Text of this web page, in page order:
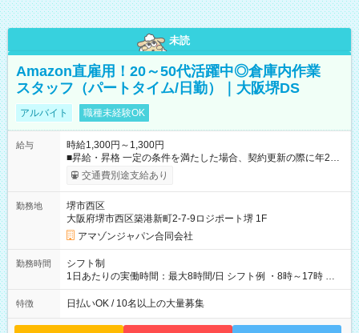
未読
Amazon直雇用！20～50代活躍中◎倉庫内作業
スタッフ（パートタイム/日勤）｜大阪堺DS
アルバイト 職種未経験OK
給与
時給1,300円～1,300円
■昇給・昇格 一定の条件を満たした場合、契約更新の際に年2回
まで昇給の機会があります。 ■正社員登用制度あり ※月末締/翌
月25日支払い ※時間外手当、別途支給 ※深夜割増賃金 (22:00～
☆Amazon直雇用で安定して働けます！ 【試用期間】試用期間
あり 試用期間の長さ：1週間 雇用形態、給与は本採用時と同じ
です。
交通費別途支給あり
勤務地
堺市西区
大阪府堺市西区築港新町2-7-9ロジポート堺 1F
アマゾンジャパン合同会社
勤務時間
シフト制
1日あたりの実働時間：最大8時間/日 シフト例 ・8時～17時 ・
12時～21時
特徴 日払いOK / 10名以上の大量募集